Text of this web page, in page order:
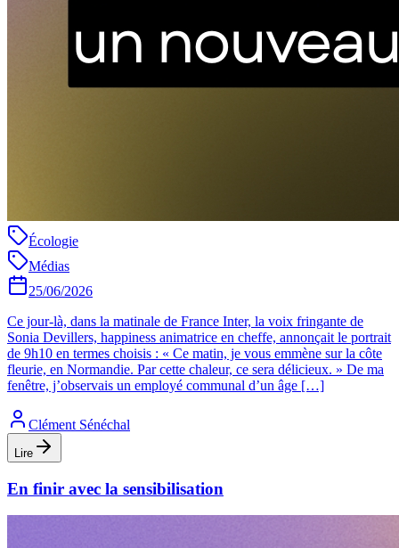
Écologie
Médias
25/06/2026
Ce jour-là, dans la matinale de France Inter, la voix fringante de
Sonia Devillers, happiness animatrice en cheffe, annonçait le portrait
de 9h10 en termes choisis : « Ce matin, je vous emmène sur la côte
fleurie, en Normandie. Par cette chaleur, ce sera délicieux. » De ma
fenêtre, j’observais un employé communal d’un âge […]
Clément Sénéchal
Lire
En finir avec la sensibilisation